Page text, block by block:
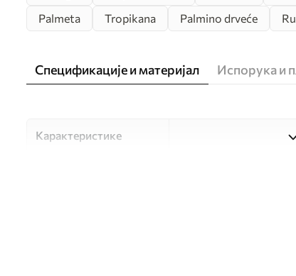
Palmeta
Tropikana Palmino drveće
Спецификације и материјал Испорука и
Карактеристике